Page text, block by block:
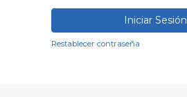
Iniciar Sesión
Restablecer contraseña